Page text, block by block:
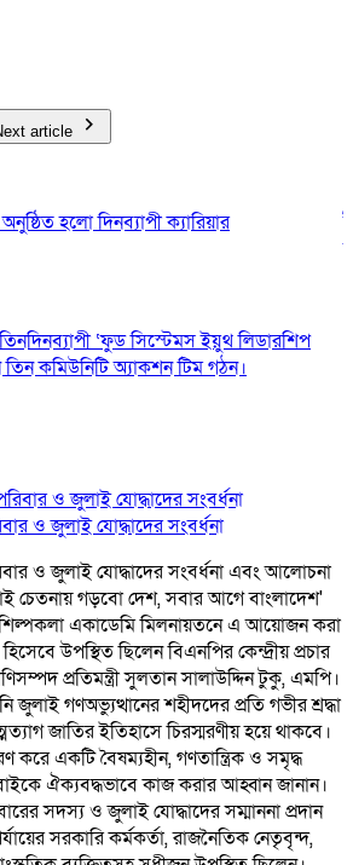
article
হলো দিনব্যাপী ক্যারিয়ার
তিনদিনব্যাপী ‘ফুড সিস্টেমস ইয়ুথ লিডারশিপ
তিন কমিউনিটি অ্যাকশন টিম গঠন।
ও জুলাই যোদ্ধাদের সংবর্ধনা
ও জুলাই যোদ্ধাদের সংবর্ধনা এবং আলোচনা
চেতনায় গড়বো দেশ, সবার আগে বাংলাদেশ'
শিল্পকলা একাডেমি মিলনায়তনে এ আয়োজন করা
উপস্থিত ছিলেন বিএনপির কেন্দ্রীয় প্রচার
প্রতিমন্ত্রী সুলতান সালাউদ্দিন টুকু, এমপি।
জুলাই গণঅভ্যুত্থানের শহীদদের প্রতি গভীর শ্রদ্ধা
জাতির ইতিহাসে চিরস্মরণীয় হয়ে থাকবে।
করে একটি বৈষম্যহীন, গণতান্ত্রিক ও সমৃদ্ধ
ঐক্যবদ্ধভাবে কাজ করার আহ্বান জানান।
সদস্য ও জুলাই যোদ্ধাদের সম্মাননা প্রদান
সরকারি কর্মকর্তা, রাজনৈতিক নেতৃবৃন্দ,